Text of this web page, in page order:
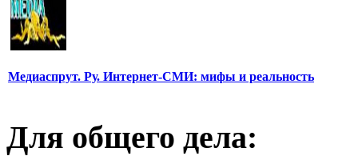
Медиаспрут. Ру. Интернет-СМИ: мифы и реальность
Для общего дела: